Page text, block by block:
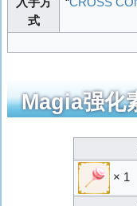
式
Magia强化
× 1